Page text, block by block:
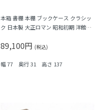
本箱 書棚 本棚 ブックケース クラシッ
ク 日本製 大正ロマン 昭和初期 洋館風
ィーク ヴィンテージ
89,100円 (税込)
幅 77 奥行 31 高さ 137